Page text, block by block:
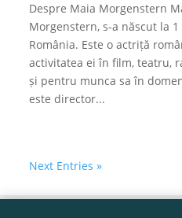
Despre Maia Morgenstern
Morgenstern, s-a născut la
România. Este o actriță
activitatea ei în film, teatru,
și pentru munca sa în
este director...
Next Entries »